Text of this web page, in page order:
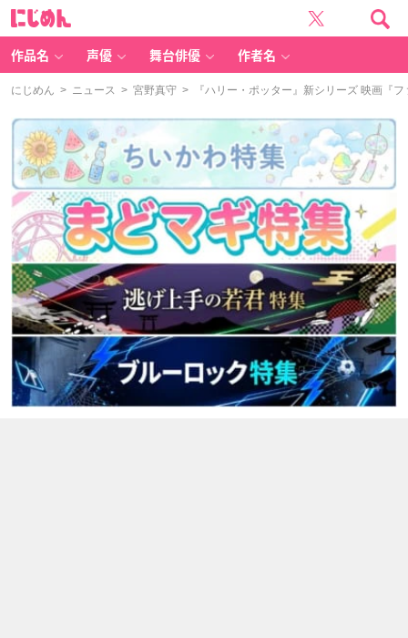
作品名 声優 舞台俳優 作者名
にじめん > ニュース > 宮野真守 > 『ハリー・ポッター』新シリーズ 映画『